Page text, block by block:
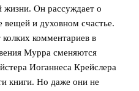
жизни. Он рассуждает о
и духовном счастье.
комментариев в
Мурра сменяются
Иоганнеса Крейслера
книги. Но даже они не